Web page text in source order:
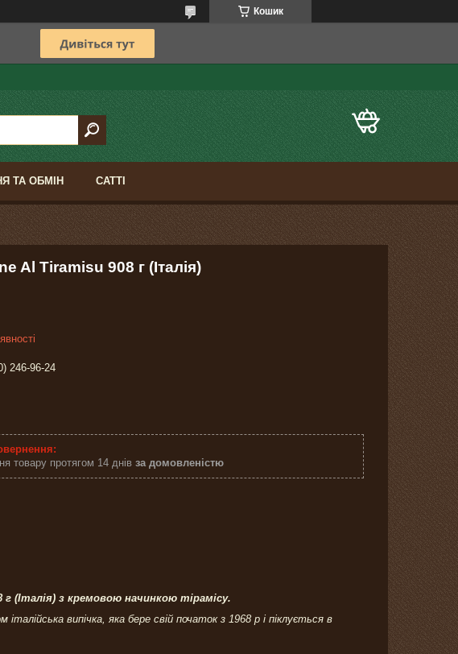
Кошик
ТА ОБМІН САТТІ
Al Tiramisu 908 г (Італія)
246-96-24
товару протягом 14 днів за домовленістю
(Італія) з кремовою начинкою тірамісу.
випічка, яка бере свій початок з 1968 р і піклується в